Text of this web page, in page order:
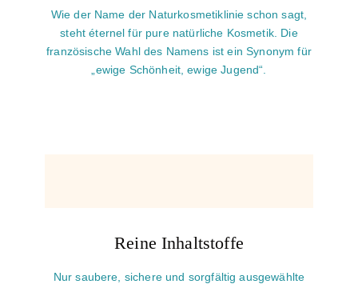
Wie der Name der Naturkosmetiklinie schon sagt,
steht éternel für pure natürliche Kosmetik. Die
französische Wahl des Namens ist ein Synonym für
„ewige Schönheit, ewige Jugend“.
Reine Inhaltstoffe
Nur saubere, sichere und sorgfältig ausgewählte